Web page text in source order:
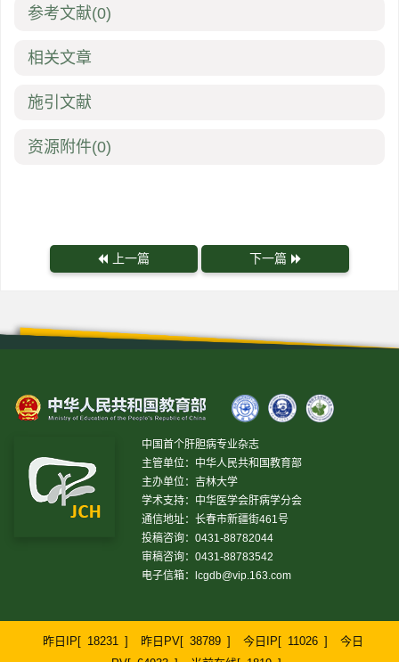
参考文献(0)
相关文章
施引文献
资源附件(0)
上一篇 下一篇
中国首个肝胆病专业杂志
主管单位：中华人民共和国教育部
主办单位：吉林大学
学术支持：中华医学会肝病学分会
通信地址：长春市新疆街461号
投稿咨询：0431-88782044
审稿咨询：0431-88783542
电子信箱：
lcgdb@vip.163.com
昨日IP[ 18231 ] 昨日PV[ 38789 ] 今日IP[ 11026 ]
今日